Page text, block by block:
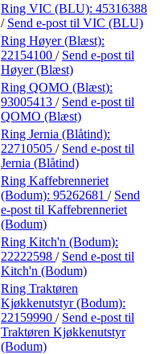
Ring VIC (BLU): 45316388
/ Send e-post til VIC (BLU)
Ring Høyer (Blæst):
22154100 / Send e-post til
Høyer (Blæst)
Ring QOMO (Blæst):
93005413 / Send e-post til
QOMO (Blæst)
Ring Jernia (Blåtind):
22710505 / Send e-post til
Jernia (Blåtind)
Ring Kaffebrenneriet
(Bodum): 95262681 / Send
e-post til Kaffebrenneriet
(Bodum)
Ring Kitch'n (Bodum):
22222598 / Send e-post til
Kitch'n (Bodum)
Ring Traktøren
Kjøkkenutstyr (Bodum):
22159990 / Send e-post til
Traktøren Kjøkkenutstyr
(Bodum)